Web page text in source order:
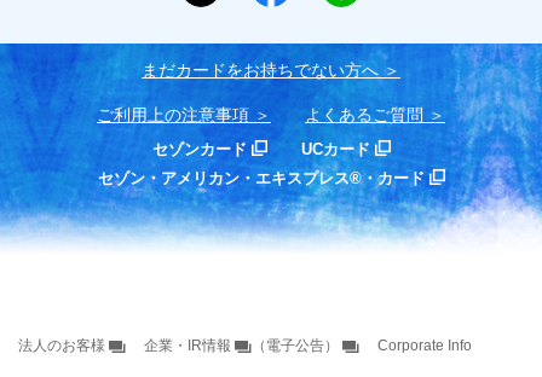
まだカードをお持ちでない⽅へ
ご利用上の注意事項 よくあるご質問
セゾンカード
UCカード
セゾン・アメリカン・エキスプレス®・カード
法人のお客様 企業・IR情報 （電子公告） Corporate Info